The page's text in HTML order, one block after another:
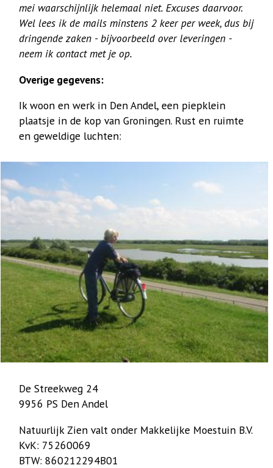
mei waarschijnlijk helemaal niet. Excuses daarvoor.
Wel lees ik de mails minstens 2 keer per week, dus bij
dringende zaken - bijvoorbeeld over leveringen -
neem ik contact met je op.
Overige gegevens:
Ik woon en werk in Den Andel, een piepklein
plaatsje in de kop van Groningen. Rust en ruimte
en geweldige luchten:
De Streekweg 24
9956 PS Den Andel
Natuurlijk Zien valt onder Makkelijke Moestuin B.V.
KvK: 75260069
BTW: 860212294B01